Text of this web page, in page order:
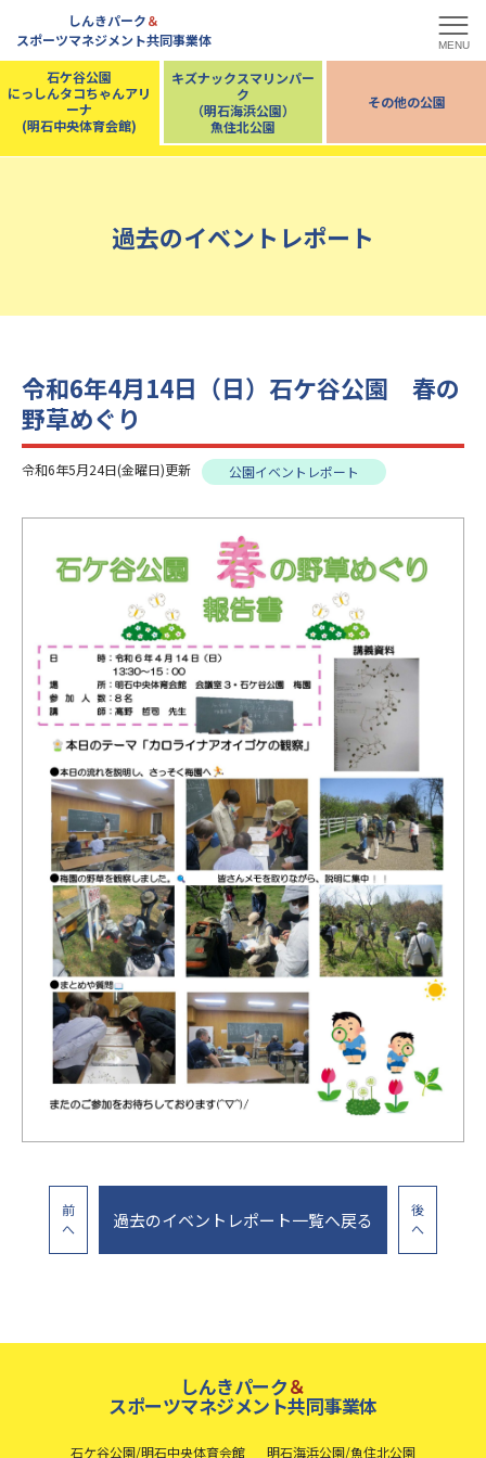
しんきパーク＆
スポーツマネジメント共同事業体
MENU
石ケ谷公園
にっしんタコちゃんアリ
ーナ
(明石中央体育会館)
キズナックスマリンパー
ク
（明石海浜公園）
魚住北公園
その他の公園
過去のイベントレポート
令和6年4月14日（日）石ケ谷公園 春の
野草めぐり
令和6年5月24日(金曜日)更新 公園イベントレポート
前
へ
過去のイベントレポート一覧へ戻る
後
へ
しんきパーク＆
スポーツマネジメント共同事業体
石ケ谷公園/明石中央体育会館 明石海浜公園/魚住北公園